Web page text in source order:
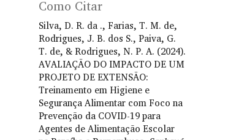
Como Citar
Silva, D. R. da ., Farias, T. M. de,
Rodrigues, J. B. dos S., Paiva, G.
T. de, & Rodrigues, N. P. A. (2024).
AVALIAÇÃO DO IMPACTO DE UM
PROJETO DE EXTENSÃO:
Treinamento em Higiene e
Segurança Alimentar com Foco na
Prevenção da COVID-19 para
Agentes de Alimentação Escolar